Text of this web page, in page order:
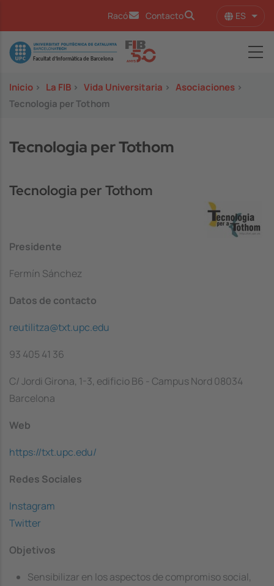
Racó Contacto ES
Image
Inicio > La FIB > Vida Universitaria > Asociaciones >
Tecnologia per Tothom
Tecnologia per Tothom
Tecnologia per Tothom
Presidente
Fermín Sánchez
Datos de contacto
reutilitza@txt.upc.edu
93 405 41 36
C/ Jordi Girona, 1-3, edificio B6 - Campus Nord 08034
Barcelona
Web
https://txt.upc.edu/
Redes Sociales
Instagram
Twitter
Objetivos
Sensibilizar en los aspectos de compromiso social,